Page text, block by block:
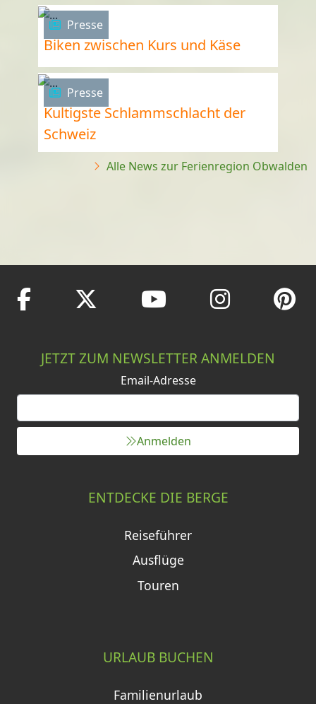
Biken zwischen Kurs und Käse
Presse
Kultigste Schlammschlacht der
Schweiz
Presse
Alle News zur Ferienregion Obwalden
JETZT ZUM NEWSLETTER ANMELDEN
Email-Adresse
Anmelden
ENTDECKE DIE BERGE
Reiseführer
Ausflüge
Touren
URLAUB BUCHEN
Familienurlaub